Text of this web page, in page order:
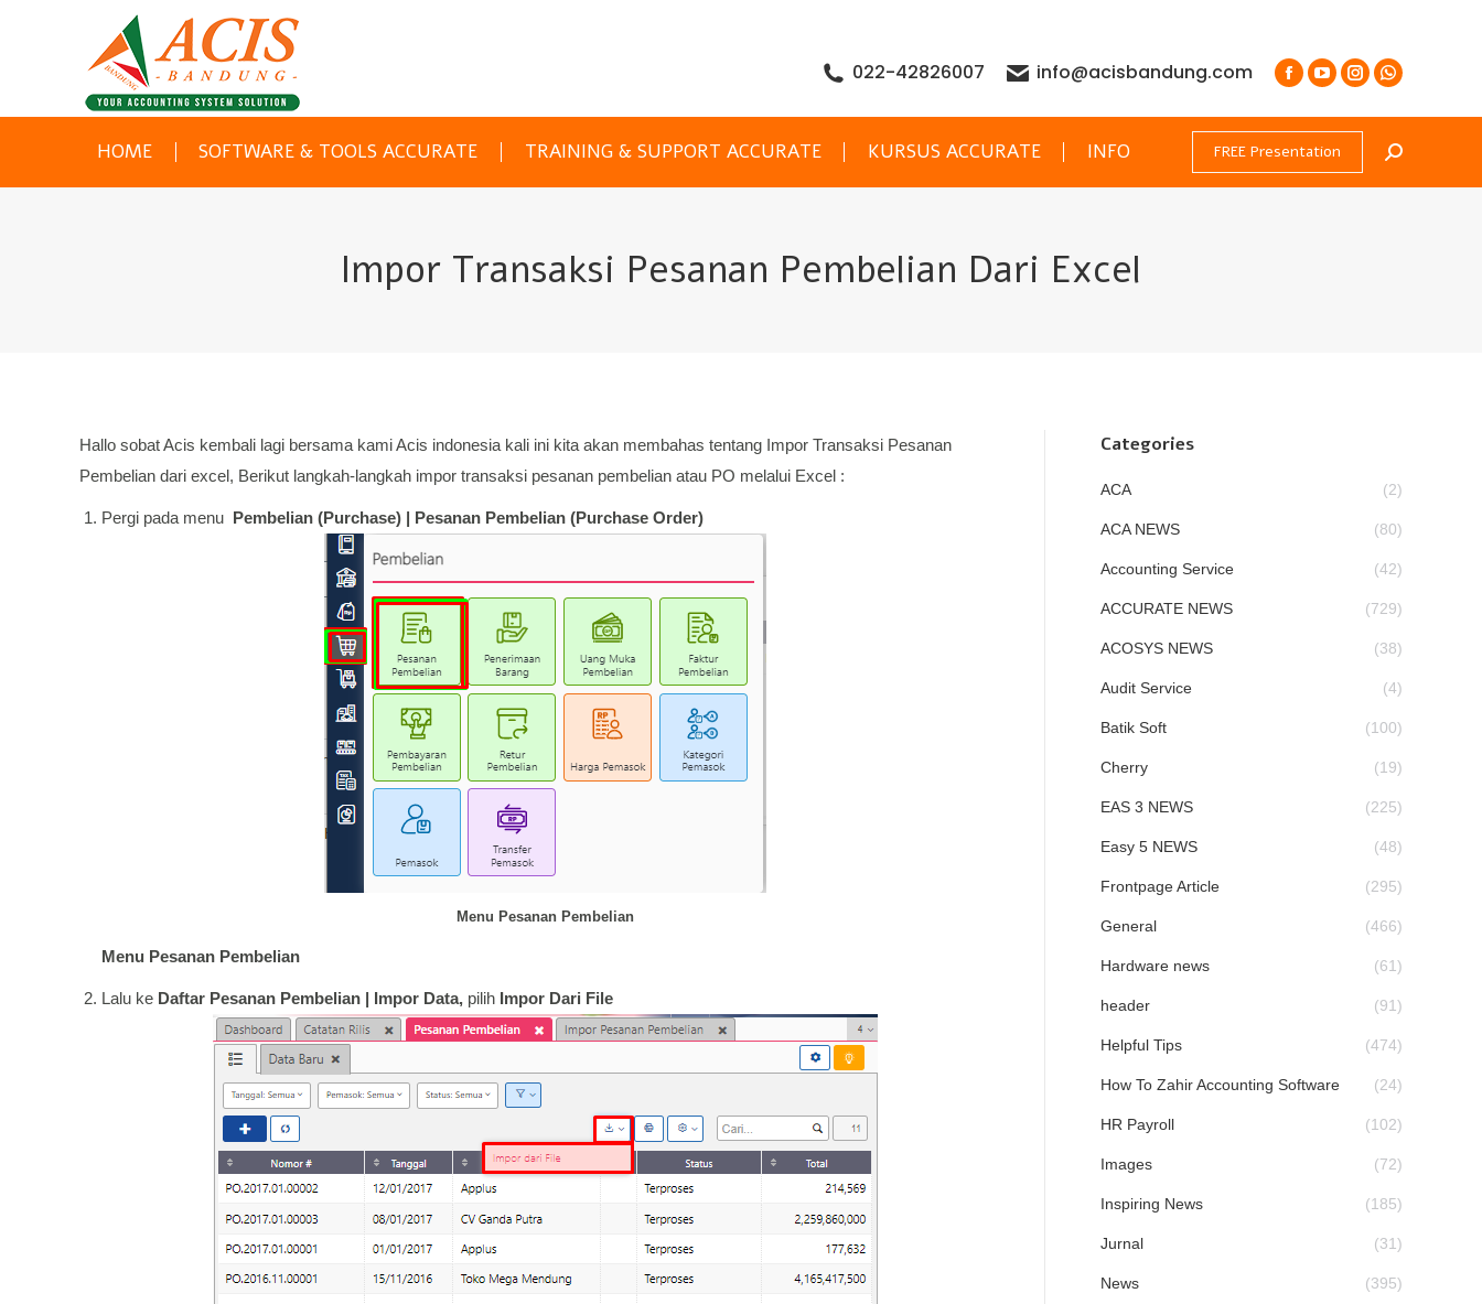
022-42826007 info@acisbandung.com
HOME SOFTWARE & TOOLS ACCURATE TRAINING & SUPPORT ACCURATE KURSUS ACCURATE INFO FREE Presentation Search:
Impor Transaksi Pesanan Pembelian Dari Excel
Hallo sobat Acis kembali lagi bersama kami Acis indonesia kali ini kita akan membahas tentang Impor Transaksi Pesanan
Pembelian dari excel, Berikut langkah-langkah impor transaksi pesanan pembelian atau PO melalui Excel :
Pergi pada menu Pembelian (Purchase) | Pesanan Pembelian (Purchase Order)
Menu Pesanan Pembelian
Menu Pesanan Pembelian
Lalu ke Daftar Pesanan Pembelian | Impor Data, pilih Impor Dari File
Categories
ACA (2)
ACA NEWS (80)
Accounting Service (42)
ACCURATE NEWS (729)
ACOSYS NEWS (38)
Audit Service (4)
Batik Soft (100)
Cherry (19)
EAS 3 NEWS (225)
Easy 5 NEWS (48)
Frontpage Article (295)
General (466)
Hardware news (61)
header (91)
Helpful Tips (474)
How To Zahir Accounting Software (24)
HR Payroll (102)
Images (72)
Inspiring News (185)
Jurnal (31)
News (395)